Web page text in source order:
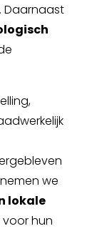
Daarnaast
,
we
lokale
voor hun